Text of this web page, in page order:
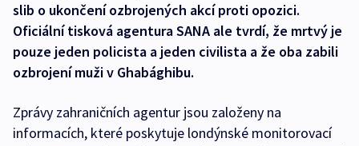
slib o ukončení ozbrojených akcí proti opozici.
Oficiální tisková agentura SANA ale tvrdí, že mrtvý je
pouze jeden policista a jeden civilista a že oba zabili
ozbrojení muži v Ghabághibu.
Zprávy zahraničních agentur jsou založeny na
informacích, které poskytuje londýnské monitorovací